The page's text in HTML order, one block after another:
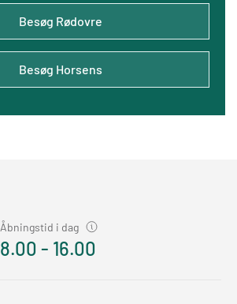
Besøg Rødovre
Besøg Horsens
Åbningstid i dag
8.00 - 16.00